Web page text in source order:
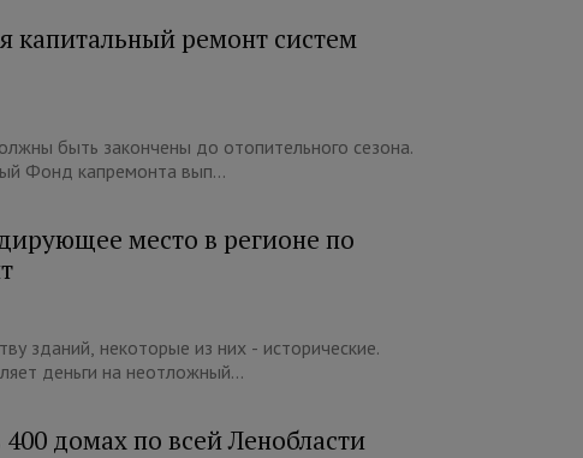
капитальный ремонт систем
быть закончены до отопительного сезона.
Фонд капремонта вып...
место в регионе по
зданий, некоторые из них - исторические.
деньги на неотложный...
домах по всей Ленобласти